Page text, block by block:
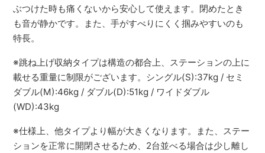
ぶつけた時も痛くないから安心して使えます。閉めたとき
も音が静かです。また、手がすべりにくく掴みやすいのも
特長。
※跳ね上げ収納タイプは構造の都合上、ステーションの上に
載せる重量に制限がございます。シングル(S):37kg / セミ
ダブル(M):46kg / ダブル(D):51kg / ワイドダブル
(WD):43kg
※仕様上、他タイプより幅が大きくなります。また、ステー
ションを正常に開閉させるため、2台並べる場合は少し離し